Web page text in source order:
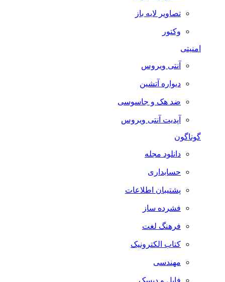
تصاویر لایه باز
وکتور
امنیتی
آنتی ویروس
دیواره آتشین
ضد هک و جاسوسی
آپدیت آنتی ویروس
گوناگون
دانلود مجله
حسابداری
پشتیبان اطلاعات
فشرده ساز
فرهنگ لغت
کتاب الکترونیک
مهندسی
فایل و دیسک